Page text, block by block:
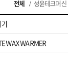
전체 성윤테크머신
WAX WARMER